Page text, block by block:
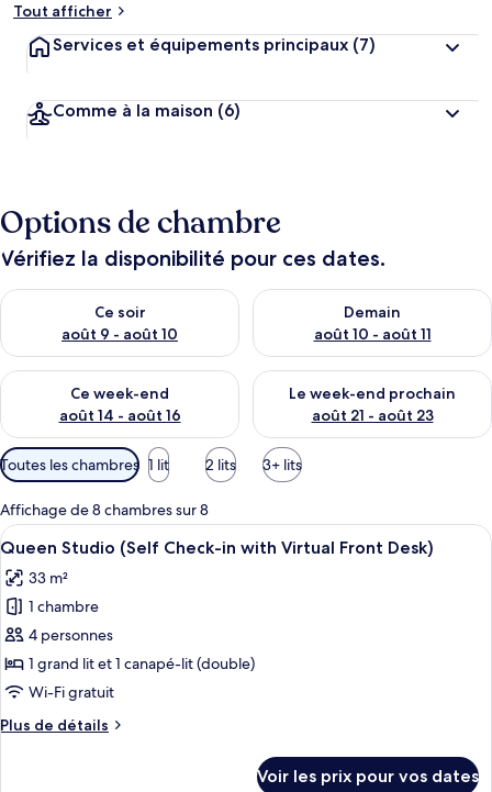
Tout afficher
Services et équipements principaux (7)
Comme à la maison (6)
Options de chambre
Vérifiez la disponibilité pour ces dates.
Ce soir
août 9 - août 10
Vérifier la disponibilité pour ce soir août 9 - août 10
Demain
août 10 - août 11
Vérifier la disponibilité pour
Ce week-end
août 14 - août 16
Vérifier la disponibilité pour ce week-end août 14 - août 16
Le week-end prochain
août 21 - août 23
Vérifier la disponibilité pour
Filtres
disponibles
pour
les
chambres
Toutes les chambres 1 lit 2 lits 3+ lits
Affichage de 8 chambres sur 8
Afficher
toutes
les
photos
pour
ce
type
chambre :
Une chambre d’hôtel avec un lit, un
9
Queen Studio (Self Check-in with Virtual Front Desk)
33 m²
1 chambre
4 personnes
1 grand lit et 1 canapé-lit (double)
Wi-Fi gratuit
Plus de détails
Plus
Voir les prix pour vos dates